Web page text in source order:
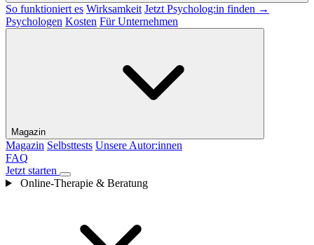
So funktioniert es Wirksamkeit Jetzt Psycholog:in finden →
Psychologen Kosten Für Unternehmen
Magazin
Magazin Selbsttests Unsere Autor:innen
FAQ
Jetzt starten
Online-Therapie & Beratung